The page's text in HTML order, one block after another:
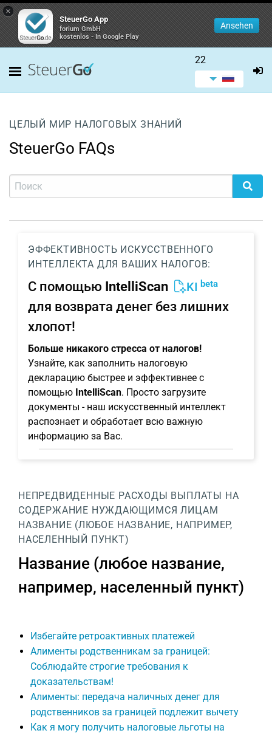
×
SteuerGo App
forium GmbH
kostenlos - In Google Play
Ansehen
22
ЦЕЛЫЙ МИР НАЛОГОВЫХ ЗНАНИЙ
SteuerGo FAQs
ЭФФЕКТИВНОСТЬ ИСКУССТВЕННОГО
ИНТЕЛЛЕКТА ДЛЯ ВАШИХ НАЛОГОВ:
С помощью IntelliScan KI beta
для возврата денег без лишних
хлопот!
Больше никакого стресса от налогов!
Узнайте, как заполнить налоговую
декларацию быстрее и эффективнее с
помощью IntelliScan. Просто загрузите
документы - наш искусственный интеллект
распознает и обработает всю важную
информацию за Вас.
НЕПРЕДВИДЕННЫЕ РАСХОДЫ ВЫПЛАТЫ НА
СОДЕРЖАНИЕ НУЖДАЮЩИМСЯ ЛИЦАМ
НАЗВАНИЕ (ЛЮБОЕ НАЗВАНИЕ, НАПРИМЕР,
НАСЕЛЕННЫЙ ПУНКТ)
Название (любое название,
например, населенный пункт)
Избегайте ретроактивных платежей
Алименты родственникам за границей:
Соблюдайте строгие требования к
доказательствам!
Алименты: передача наличных денег для
родственников за границей подлежит вычету
Как я могу получить налоговые льготы на